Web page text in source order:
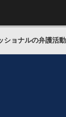
ショナルの弁護活動